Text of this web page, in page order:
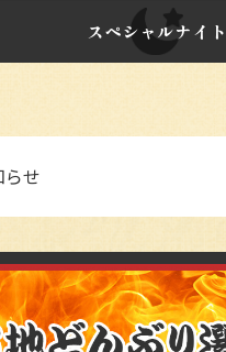
スペシャルナイト
せ